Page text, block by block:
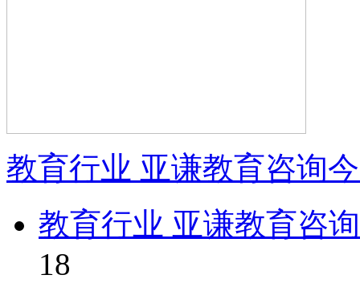
教育行业 亚谦教育咨询
教育行业 亚谦教育咨
18